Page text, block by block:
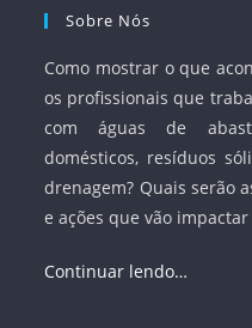
Sobre Nós
Como mostrar o que
os profissionais que
com águas de
domésticos, resíduos
drenagem? Quais serão
e ações que vão
Continuar lendo…